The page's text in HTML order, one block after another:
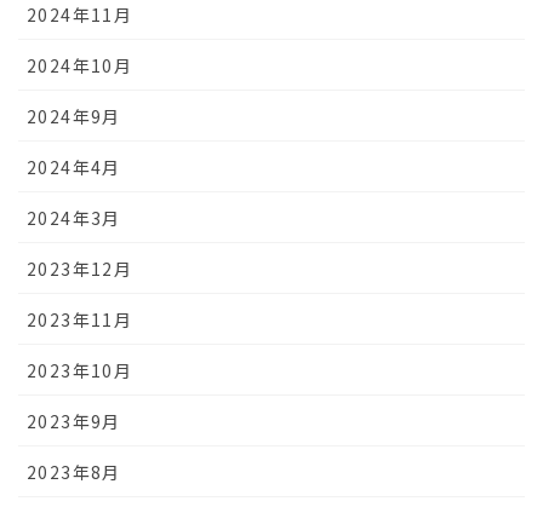
2024年11月
2024年10月
2024年9月
2024年4月
2024年3月
2023年12月
2023年11月
2023年10月
2023年9月
2023年8月